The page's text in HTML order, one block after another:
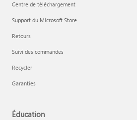
Centre de téléchargement
Support du Microsoft Store
Retours
Suivi des commandes
Recycler
Garanties
Éducation